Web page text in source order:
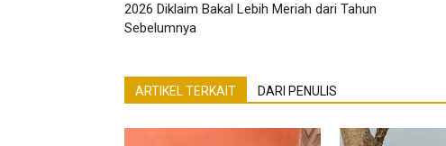
2026 Diklaim Bakal Lebih Meriah dari Tahun
Sebelumnya
ARTIKEL TERKAIT DARI PENULIS